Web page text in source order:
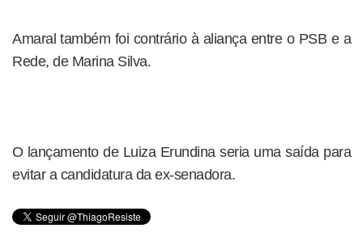
Amaral também foi contrário à aliança entre o PSB e a
Rede, de Marina Silva.
O lançamento de Luiza Erundina seria uma saída para
evitar a candidatura da ex-senadora.